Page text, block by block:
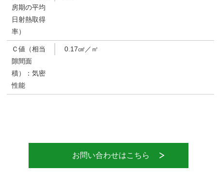
房期の平均
日射熱取得
率）
Ｃ値（相当
隙間面
積）：気密
性能
0.17㎠／㎡
お問い合わせはこちら